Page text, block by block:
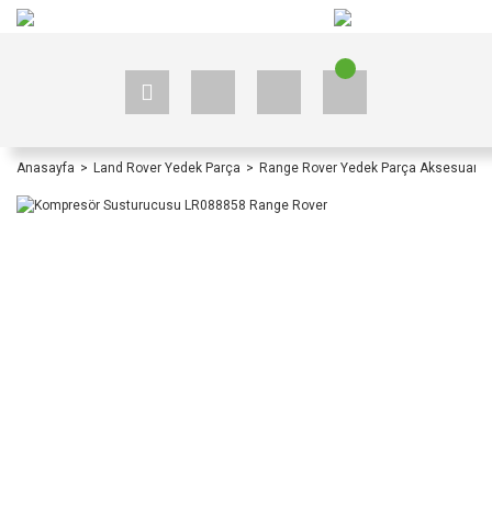
Anasayfa Land Rover Yedek Parça Range Rover Yedek Parça Aksesuar